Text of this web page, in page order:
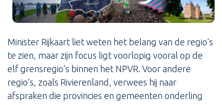
Minister Rijkaart liet weten het belang van de regio’s
te zien, maar zijn focus ligt voorlopig vooral op de
elf grensregio’s binnen het NPVR. Voor andere
regio’s, zoals Rivierenland, verwees hij naar
afspraken die provincies en gemeenten onderling